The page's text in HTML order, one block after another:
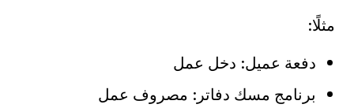
مثلًا:
دفعة عميل: دخل عمل
برنامج مسك دفاتر: مصروف عمل